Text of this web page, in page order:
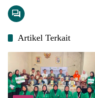
Artikel Terkait